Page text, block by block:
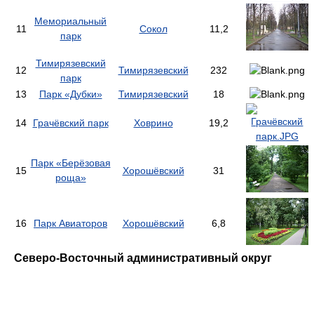
11
Мемориальный
парк
Сокол 11,2
12
Тимирязевский
парк
Тимирязевский 232
13 Парк «Дубки» Тимирязевский 18
14 Грачёвский парк Ховрино 19,2
15
Парк «Берёзовая
роща»
Хорошёвский 31
16 Парк Авиаторов Хорошёвский 6,8
Северо-Восточный административный округ